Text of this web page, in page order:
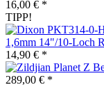
16,00 € *
TIPP!
1,6mm 14"/10-Loch
14,90 € *
289,00 € *